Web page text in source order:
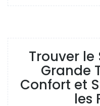
Trouver
Grande
Confort et
les